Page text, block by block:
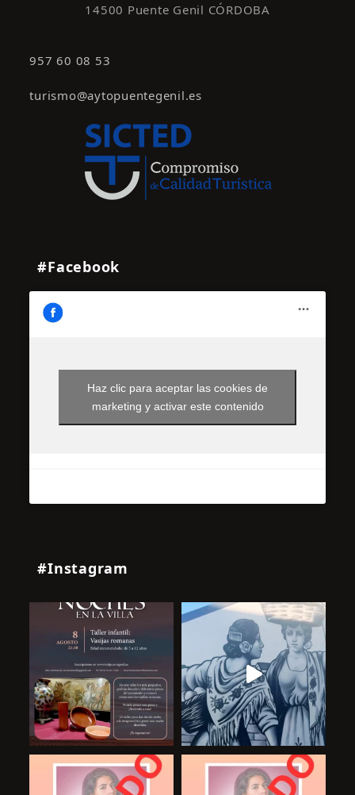
14500 Puente Genil CÓRDOBA
957 60 08 53
turismo@aytopuentegenil.es
#Facebook
Haz clic para aceptar las cookies de
marketing y activar este contenido
#Instagram